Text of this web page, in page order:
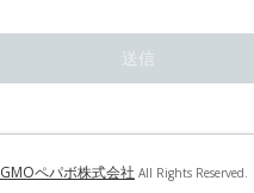
GMOペパボ株式会社 All Rights Reserved.